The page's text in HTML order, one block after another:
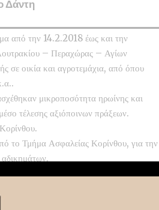
Δάντη
από την 14.2.2018 έως και την
– Περαχώρας – Αγίων
σε οικία και αγροτεμάχια, από όπου
μικροποσότητα ηρωίνης και
τέλεσης αξιόποινων πράξεων.
το Τμήμα Ασφαλείας Κορίνθου, για την